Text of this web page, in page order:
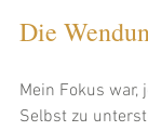
Die
Mein Fokus
Selbst zu